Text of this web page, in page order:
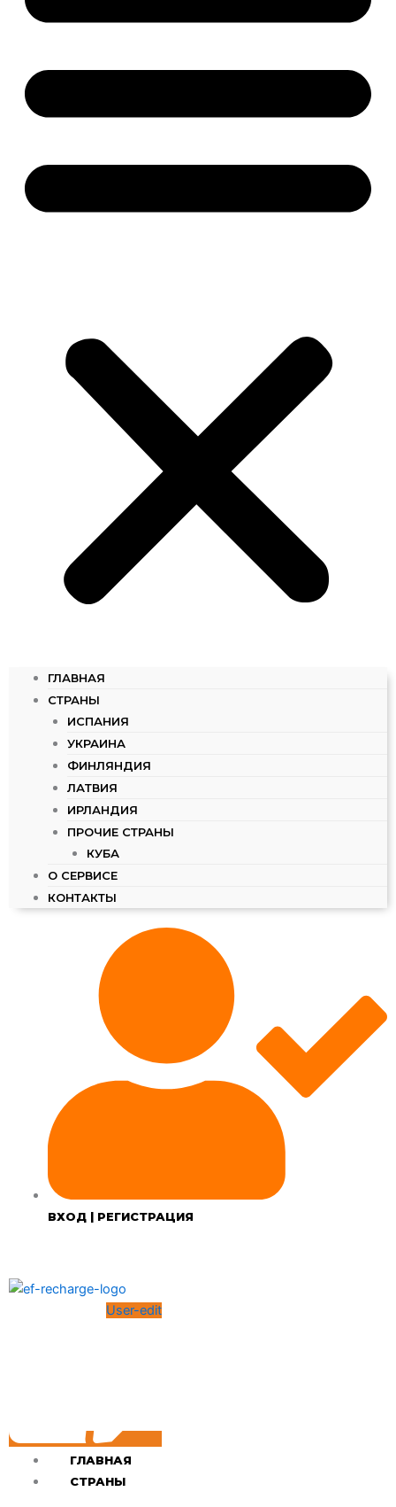
ГЛАВНАЯ
СТРАНЫ
ИСПАНИЯ
УКРАИНА
ФИНЛЯНДИЯ
ЛАТВИЯ
ИРЛАНДИЯ
ПРОЧИЕ СТРАНЫ
КУБА
О СЕРВИСЕ
КОНТАКТЫ
ВХОД | РЕГИСТРАЦИЯ
User-edit
ГЛАВНАЯ
СТРАНЫ